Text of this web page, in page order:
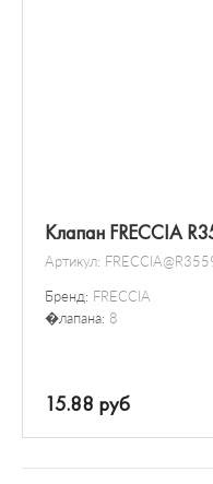
Клапан FRECCIA
Артикул:
Бренд: FRECCIA
�лапана: 8
15.88 руб